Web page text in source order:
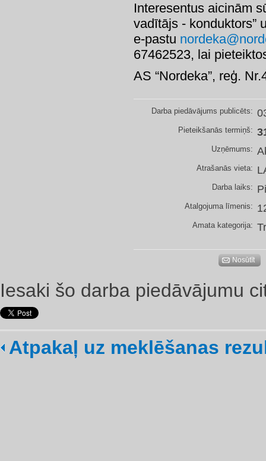
Interesentus aicinām
vadītājs - konduktors”
e-pastu
67462523, lai
AS “Nordeka”, reģ.
Darba piedāvājums publicēts:
Pieteikšanās termiņš:
Uzņēmums:
Atrašanās vieta:
Darba laiks:
Atalgojuma līmenis:
Amata kategorija:
Nosūtīt
Iesaki šo darba piedāvājumu
Atpakaļ uz meklēšanas